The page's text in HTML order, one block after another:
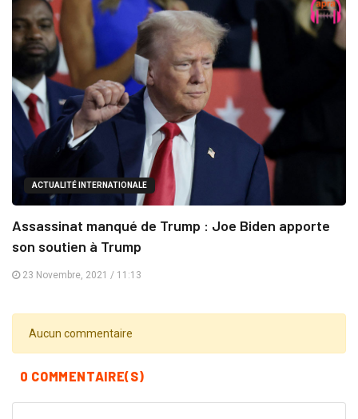
ACTUALITÉ INTERNATIONALE
Assassinat manqué de Trump : Joe Biden apporte
son soutien à Trump
23 Novembre, 2021 / 11:13
Aucun commentaire
0 COMMENTAIRE(S)